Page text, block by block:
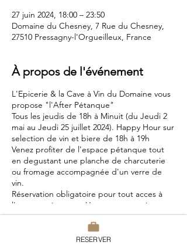
27 juin 2024, 18:00 – 23:50
Domaine du Chesney, 7 Rue du Chesney,
27510 Pressagny-l'Orgueilleux, France
À propos de l'événement
L'Epicerie & la Cave à Vin du Domaine vous
propose "l'After Pétanque"
Tous les jeudis de 18h à Minuit (du Jeudi 2
mai au Jeudi 25 juillet 2024). Happy Hour sur
selection de vin et biere de 18h à 19h
Venez profiter de l'espace pétanque tout
en degustant une planche de charcuterie
ou fromage accompagnée d'un verre de
vin.
Réservation obligatoire pour tout acces à
l'espace pétanque. Une consommation
obligatoire toute les heures
RESERVER